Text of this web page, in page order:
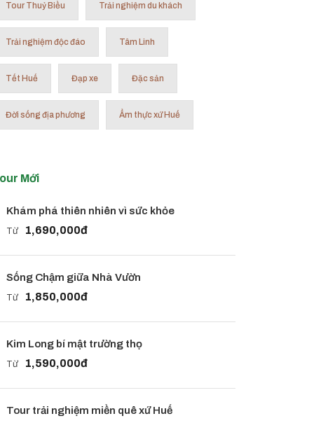
Tour Thuỷ Biều Trải nghiệm du khách
Trải nghiệm độc đáo Tâm Linh
Tết Huế Đạp xe Đặc sản
Đời sống địa phương Ẩm thực xứ Huế
Mới
Khám phá thiên nhiên vì sức khỏe
Từ 1,690,000đ
Sống Chậm giữa Nhà Vườn
Từ 1,850,000đ
Kim Long bí mật trường thọ
Từ 1,590,000đ
Tour trải nghiệm miền quê xứ Huế